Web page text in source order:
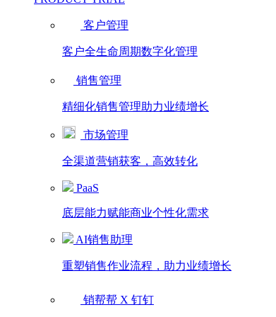
客户管理
客户全生命周期数字化管理
销售管理
精细化销售管理助力业绩增长
市场管理
全渠道营销获客，高效转化
PaaS
底层能力赋能商业个性化需求
AI销售助理
重塑销售作业流程，助力业绩增长
销帮帮 X 钉钉